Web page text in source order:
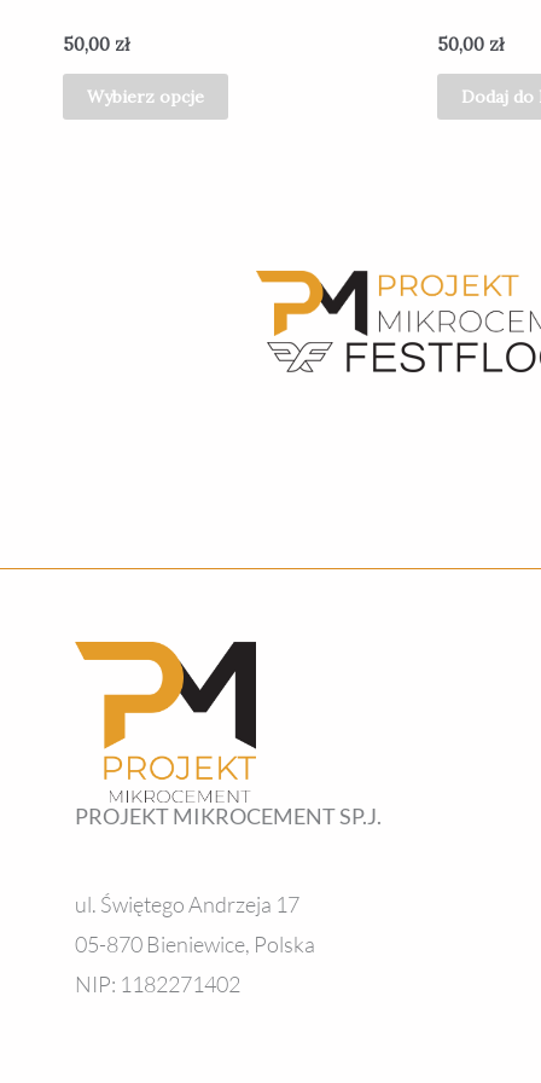
50,00 zł
Wybierz opcje
50,00 zł
Dodaj do
PROJEKT MIKROCEMENT SP.J.
ul. Świętego Andrzeja 17
05-870 Bieniewice, Polska
NIP: 1182271402